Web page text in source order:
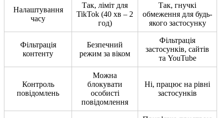
Налаштування
часу
Так, ліміт для
TikTok (40 хв – 2
год)
Так, гнучкі
обмеження для будь-
якого застосунку
Фільтрація
контенту
Безпечний
режим за віком
Фільтрація
застосунків, сайтів
та YouTube
Контроль
повідомлень
Можна
блокувати
особисті
повідомлення
Ні, працює на рівні
застосунків